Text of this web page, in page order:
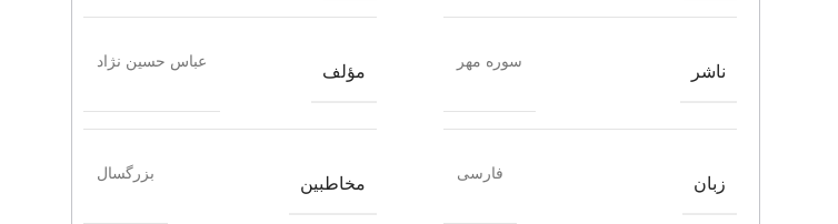
ناشر
سوره مهر
مؤلف
عباس حسین نژاد
زبان
فارسی
مخاطبین
بزرگسال